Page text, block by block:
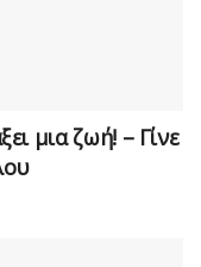
μια ζωή! – Γίνε